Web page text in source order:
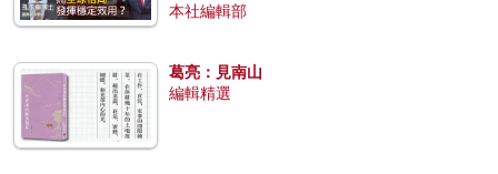
本社編輯部
葛亮：見南山
編輯精選